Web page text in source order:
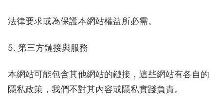
法律要求或為保護本網站權益所必需。
5. 第三方鏈接與服務
本網站可能包含其他網站的鏈接，這些網站有各自的
隱私政策，我們不對其內容或隱私實踐負責。